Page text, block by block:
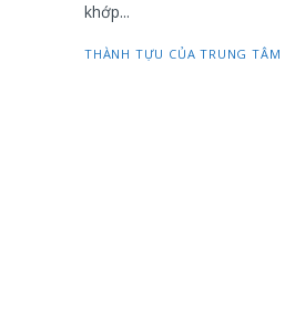
khớp...
THÀNH TỰU CỦA TRUNG TÂM